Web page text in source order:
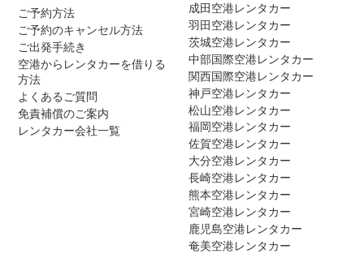
ご予約方法
ご予約のキャンセル方法
ご出発手続き
空港からレンタカーを借りる
方法
よくあるご質問
免責補償のご案内
レンタカー会社一覧
成田空港レンタカー
羽田空港レンタカー
茨城空港レンタカー
中部国際空港レンタカー
関西国際空港レンタカー
神戸空港レンタカー
松山空港レンタカー
福岡空港レンタカー
佐賀空港レンタカー
大分空港レンタカー
長崎空港レンタカー
熊本空港レンタカー
宮崎空港レンタカー
鹿児島空港レンタカー
奄美空港レンタカー